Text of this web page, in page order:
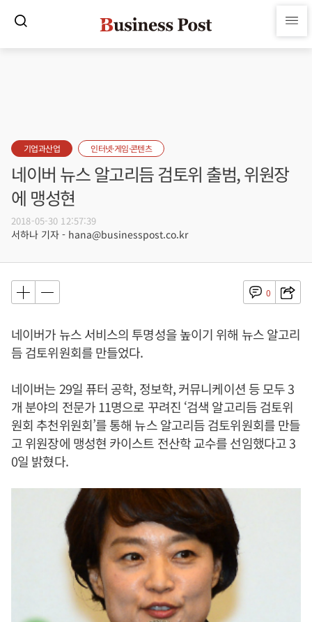
기업과산업 인터넷·게임·콘텐츠
네이버 뉴스 알고리듬 검토위 출범, 위원장
에 맹성현
2018-05-30 12:57:39
서하나 기자 - hana@businesspost.co.kr
0
네이버가 뉴스 서비스의 투명성을 높이기 위해 뉴스 알고리
듬 검토위원회를 만들었다.
네이버는 29일 퓨터 공학, 정보학, 커뮤니케이션 등 모두 3
개 분야의 전문가 11명으로 꾸려진 ‘검색 알고리듬 검토위
원회 추천위원회’를 통해 뉴스 알고리듬 검토위원회를 만들
고 위원장에 맹성현 카이스트 전산학 교수를 선임했다고 3
0일 밝혔다.